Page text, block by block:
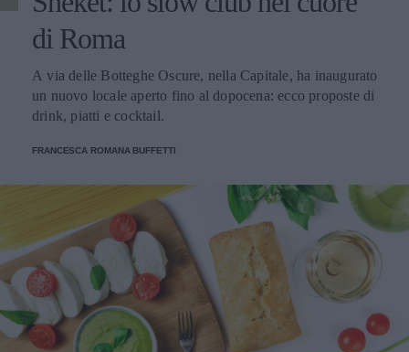
di Roma
A via delle Botteghe Oscure, nella Capitale, ha inaugurato
un nuovo locale aperto fino al dopocena: ecco proposte di
drink, piatti e cocktail.
FRANCESCA ROMANA BUFFETTI